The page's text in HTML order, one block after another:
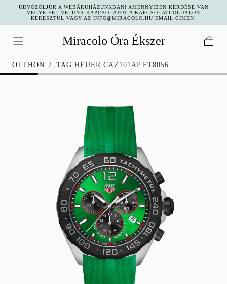
UGRÁS A
TARTALOMHOZ
ÜDVÖZÖLJÜK A WEBÁRUHÁZUNKBAN! AMENNYIBEN KÉRDÉSE VAN
VEGYE FEL VELÜNK KAPCSOLATOT A KAPCSOLATI OLDALON
KERESZTÜL VAGY AZ INFO@MIRACOLO.HU EMAIL CÍMEN.
Miracolo Óra Ékszer
OTTHON / TAG HEUER CAZ101AP.FT8056